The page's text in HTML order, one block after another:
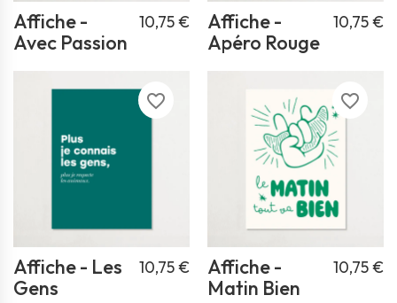
Affiche -
Avec Passion
10,75 €
Affiche -
Apéro Rouge
10,75 €
favorite_border
Affiche - Les
Gens
10,75 €
favorite_border
Affiche -
Matin Bien
10,75 €